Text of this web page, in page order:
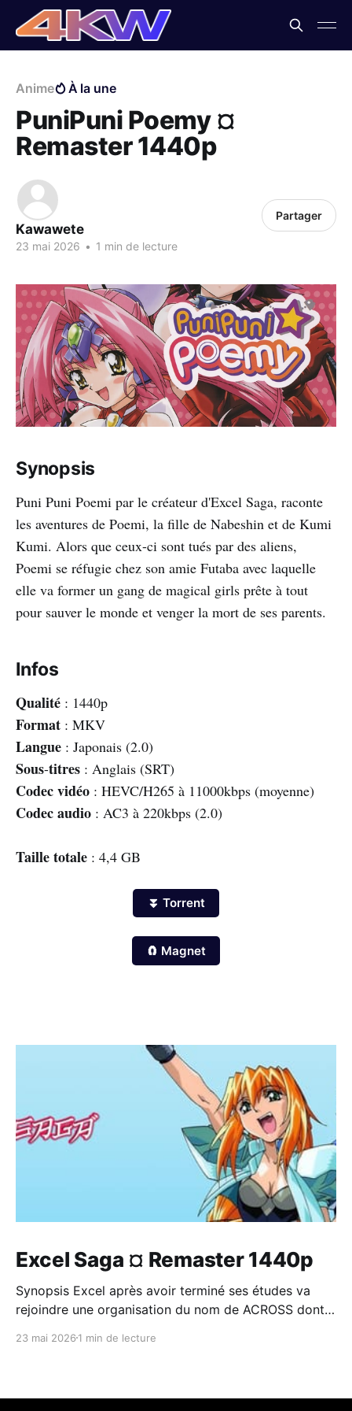
Anime À la une
PuniPuni Poemy ¤
Remaster 1440p
Kawawete
23 mai 2026 • 1 min de lecture
Partager
Synopsis
Puni Puni Poemi par le créateur d'Excel Saga, raconte
les aventures de Poemi, la fille de Nabeshin et de Kumi
Kumi. Alors que ceux-ci sont tués par des aliens,
Poemi se réfugie chez son amie Futaba avec laquelle
elle va former un gang de magical girls prête à tout
pour sauver le monde et venger la mort de ses parents.
Infos
Qualité : 1440p
Format : MKV
Langue : Japonais (2.0)
Sous-titres : Anglais (SRT)
Codec vidéo : HEVC/H265 à 11000kbps (moyenne)
Codec audio : AC3 à 220kbps (2.0)
Taille totale : 4,4 GB
⏬ Torrent
🧲 Magnet
Excel Saga ¤ Remaster 1440p
Synopsis Excel après avoir terminé ses études va
rejoindre une organisation du nom de ACROSS dont
conquérir le monde. Excel est une fille barge et
23 mai 2026 1 min de lecture